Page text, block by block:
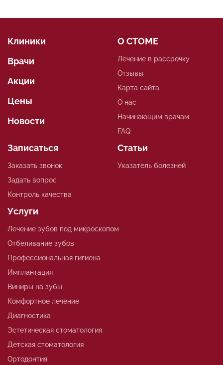
Клиники
Врачи
Акции
Цены
Новости
Услуги
Лечение зубов под микроскопом
Отбеливание зубов
Профессиональная гигиена
Имплантация
Виниры на зубы
Комфортное лечение
Диагностика
Эстетическая стоматология
Детская стоматология
Ортодонтия
О СТОМЕ
Лечение в рассрочку
Отзывы
Карта сайта
О нас
Начинающим врачам
FAQ
Статьи
Указатель болезней
Записаться
Заказать звонок
Задать вопрос
Контроль качества